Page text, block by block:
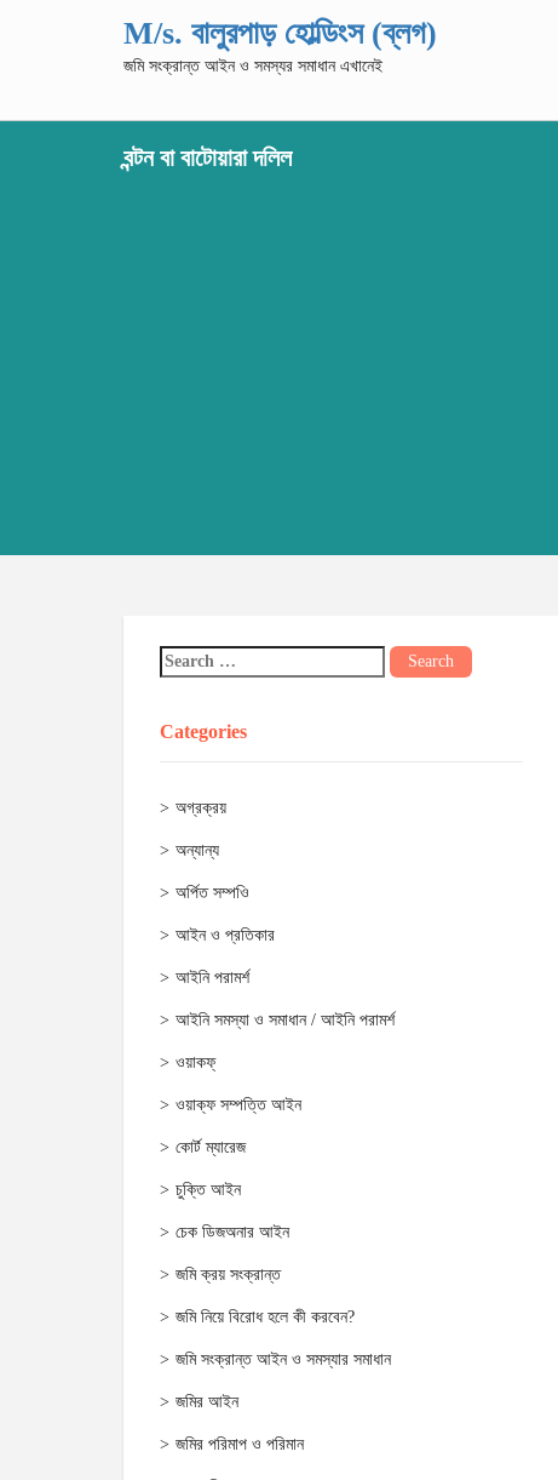
M/s. বালুরপাড় হোল্ডিংস (ব্লগ)
জমি সংক্রান্ত আইন ও সমস্যর সমাধান এখানেই
বন্টন বা বাটোয়ারা দলিল
Categories
অগ্রক্রয়
অন্যান্য
অর্পিত সম্পওি
আইন ও প্রতিকার
আইনি পরামর্শ
আইনি সমস্যা ও সমাধান / আইনি পরামর্শ
ওয়াকফ্
ওয়াক্‌ফ সম্পত্তি আইন
কোর্ট ম্যারেজ
চুক্তি আইন
চেক ডিজঅনার আইন
জমি ক্রয় সংক্রান্ত
জমি নিয়ে বিরোধ হলে কী করবেন?
জমি সংক্রান্ত আইন ও সমস্যার সমাধান
জমির আইন
জমির পরিমাপ ও পরিমান